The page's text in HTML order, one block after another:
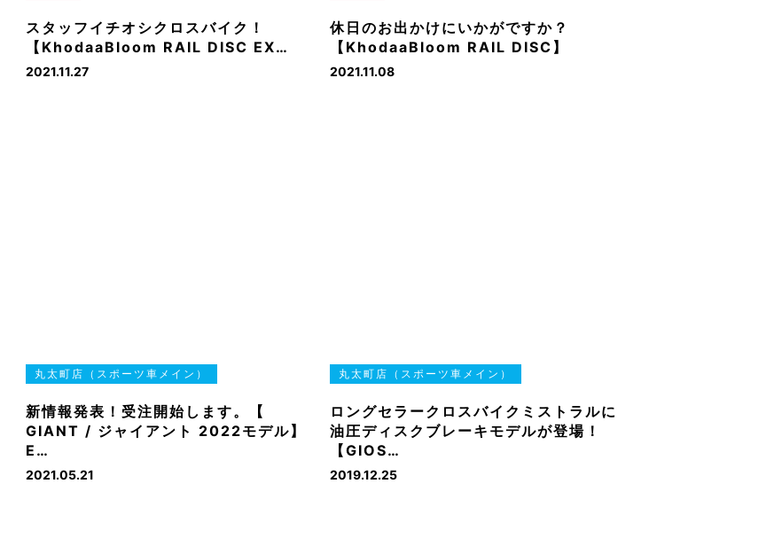
スタッフイチオシクロスバイク！
【KhodaaBloom RAIL DISC EX…
2021.11.27
休日のお出かけにいかがですか？
【KhodaaBloom RAIL DISC】
2021.11.08
丸太町店（スポーツ車メイン）
新情報発表！受注開始します。【
GIANT / ジャイアント 2022モデル】
E…
2021.05.21
丸太町店（スポーツ車メイン）
ロングセラークロスバイクミストラルに
油圧ディスクブレーキモデルが登場！
【GIOS…
2019.12.25